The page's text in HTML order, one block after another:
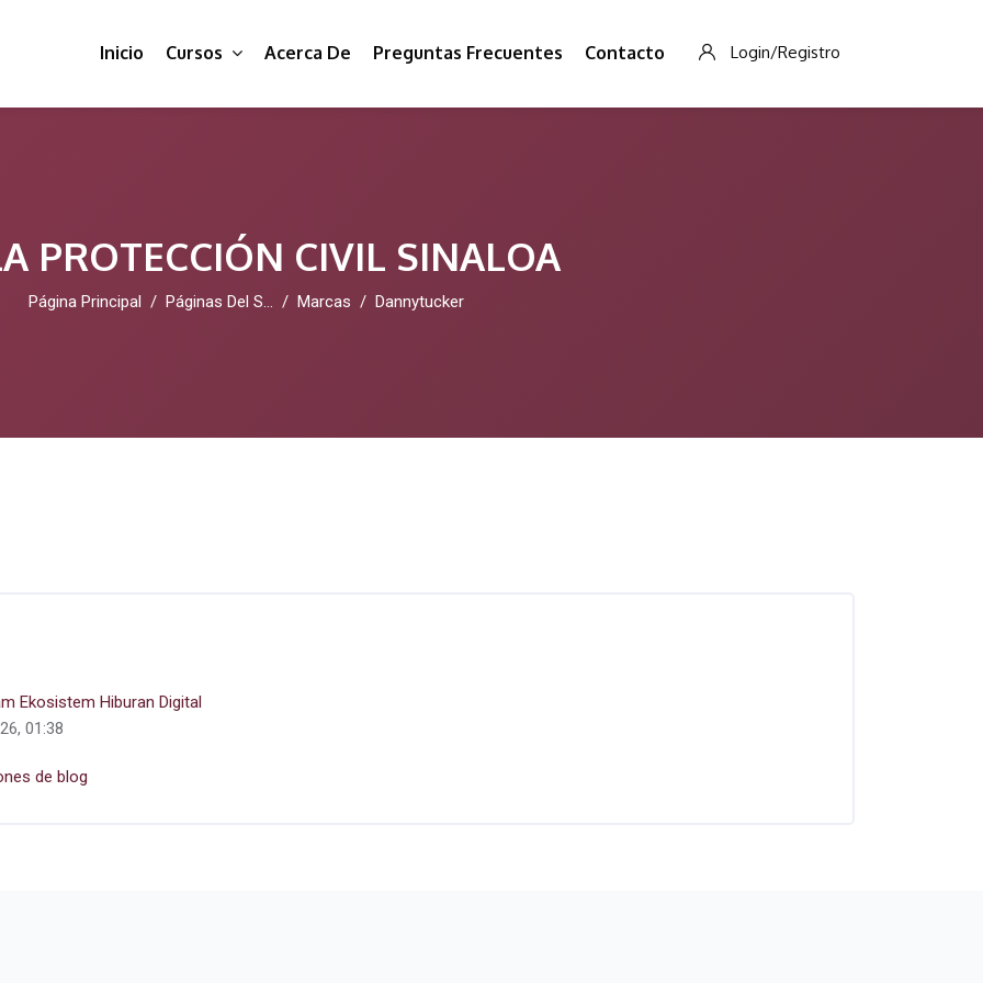
Inicio Cursos Acerca De Preguntas Frecuentes Contacto Login/Registro
PROTECCIÓN CIVIL SINALOA
Página Principal Páginas Del Sitio Marcas Dannytucker
Ekosistem Hiburan Digital
01:38
de blog